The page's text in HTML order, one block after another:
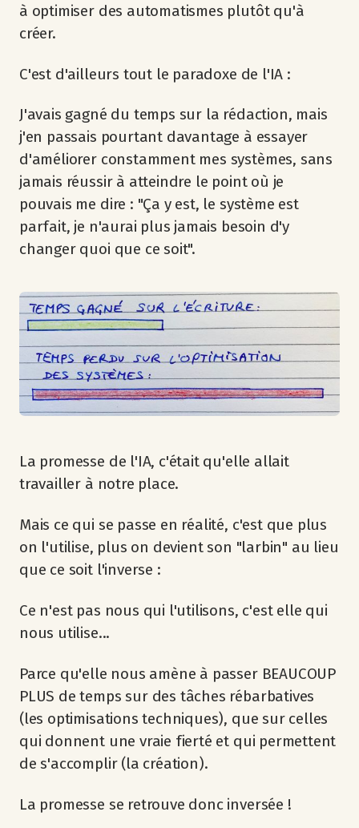
à optimiser des automatismes plutôt qu'à
créer.
C'est d'ailleurs tout le paradoxe de l'IA :
J'avais gagné du temps sur la rédaction, mais
j'en passais pourtant davantage à essayer
d'améliorer constamment mes systèmes, sans
jamais réussir à atteindre le point où je
pouvais me dire : "Ça y est, le système est
parfait, je n'aurai plus jamais besoin d'y
changer quoi que ce soit".
La promesse de l'IA, c'était qu'elle allait
travailler à notre place.
Mais ce qui se passe en réalité, c'est que plus
on l'utilise, plus on devient son "larbin" au lieu
que ce soit l'inverse :
Ce n'est pas nous qui l'utilisons, c'est elle qui
nous utilise...
Parce qu'elle nous amène à passer BEAUCOUP
PLUS de temps sur des tâches rébarbatives
(les optimisations techniques), que sur celles
qui donnent une vraie fierté et qui permettent
de s'accomplir (la création).
La promesse se retrouve donc inversée !